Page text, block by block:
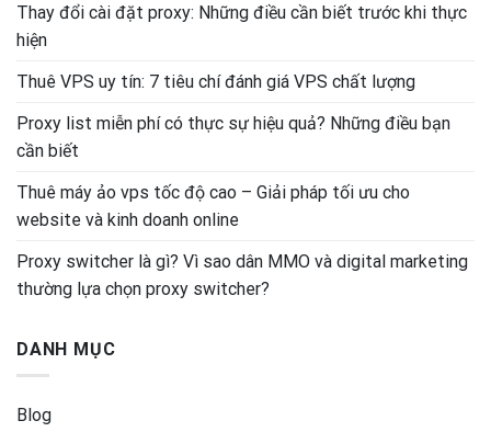
Thay đổi cài đặt proxy: Những điều cần biết trước khi thực
hiện
Thuê VPS uy tín: 7 tiêu chí đánh giá VPS chất lượng
Proxy list miễn phí có thực sự hiệu quả? Những điều bạn
cần biết
Thuê máy ảo vps tốc độ cao – Giải pháp tối ưu cho
website và kinh doanh online
Proxy switcher là gì? Vì sao dân MMO và digital marketing
thường lựa chọn proxy switcher?
DANH MỤC
Blog